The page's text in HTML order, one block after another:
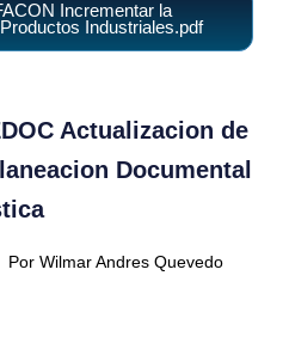
Incrementar la
Industriales.pdf
Actualizacion de
Documental
Por Wilmar Andres Quevedo